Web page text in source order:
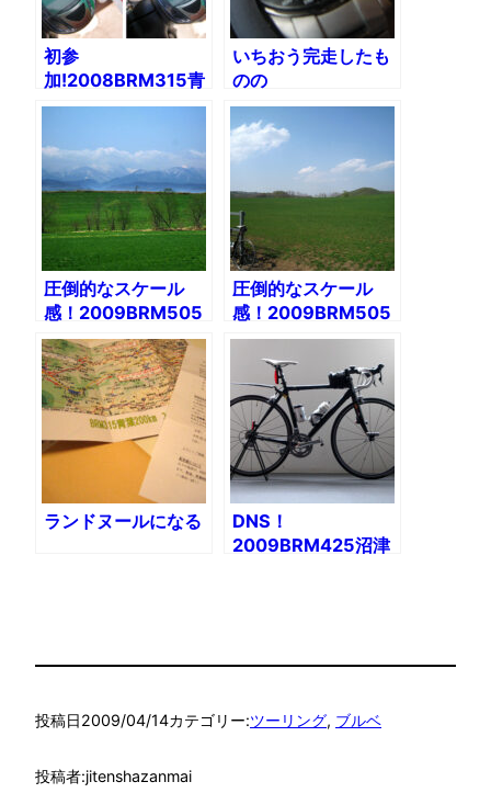
初参
加!2008BRM315青
葉200（2）
いちおう完走したも
のの
DNF!2009BRM315
青葉200
圧倒的なスケール
感！2009BRM505
十勝200（1）
圧倒的なスケール
感！2009BRM505
十勝200（2）
ランドヌールになる
DNS！
2009BRM425沼津
投稿日2009/04/14カテゴリー:ツーリング, ブルベ
投稿者:jitenshazanmai